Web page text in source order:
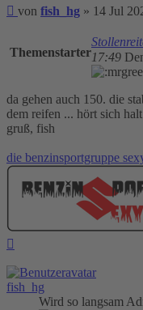
Beitrag
von fish_hg » 14 Jul
Themenstarter17:49
da gehen auch 150. die
dem reifen ... hört sich
gruß, fish
die benzinsportgruppe
fish_hg
Wird so langsam